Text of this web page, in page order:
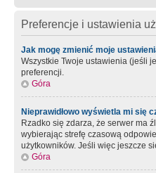
Preferencje i ustawienia
Jak mogę zmienić moje
Wszystkie Twoje ustawienia (jeśli
preferencji.
Góra
Nieprawidłowo wyświetla mi się
Rzadko się zdarza, że serwer ma
wybierając strefę czasową
użytkowników. Jeśli więc jeszcze
Góra